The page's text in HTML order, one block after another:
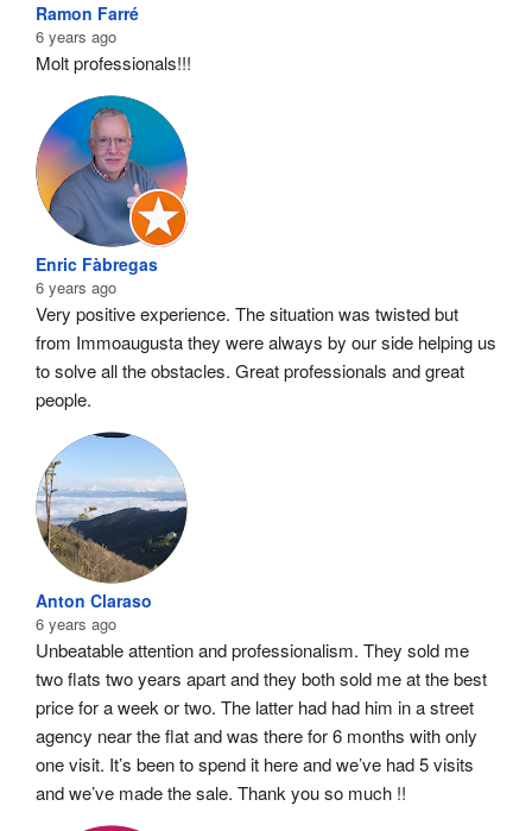
Ramon Farré
6 years ago
Molt professionals!!!
Enric Fàbregas
6 years ago
Very positive experience. The situation was twisted but
from Immoaugusta they were always by our side helping us
to solve all the obstacles. Great professionals and great
people.
Anton Claraso
6 years ago
Unbeatable attention and professionalism. They sold me
two flats two years apart and they both sold me at the best
price for a week or two. The latter had had him in a street
agency near the flat and was there for 6 months with only
one visit. It’s been to spend it here and we’ve had 5 visits
and we’ve made the sale. Thank you so much !!